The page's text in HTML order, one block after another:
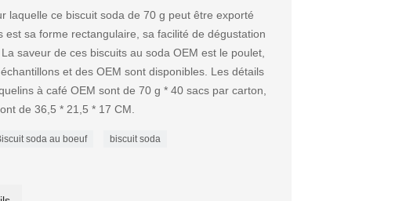
laquelle ce biscuit soda de 70 g peut être exporté
est sa forme rectangulaire, sa facilité de dégustation
saveur de ces biscuits au soda OEM est le poulet,
et des OEM sont disponibles. Les détails
à café OEM sont de 70 g * 40 sacs par carton,
de 36,5 * 21,5 * 17 CM.
soda au boeuf biscuit soda